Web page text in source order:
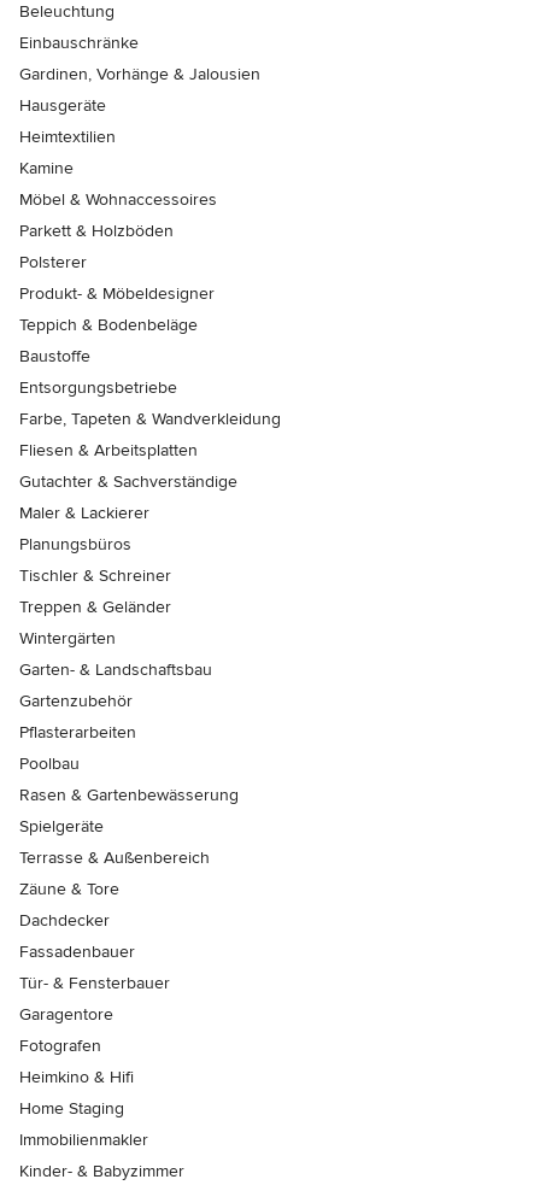
Beleuchtung
Einbauschränke
Gardinen, Vorhänge & Jalousien
Hausgeräte
Heimtextilien
Kamine
Möbel & Wohnaccessoires
Parkett & Holzböden
Polsterer
Produkt- & Möbeldesigner
Teppich & Bodenbeläge
Baustoffe
Entsorgungsbetriebe
Farbe, Tapeten & Wandverkleidung
Fliesen & Arbeitsplatten
Gutachter & Sachverständige
Maler & Lackierer
Planungsbüros
Tischler & Schreiner
Treppen & Geländer
Wintergärten
Garten- & Landschaftsbau
Gartenzubehör
Pflasterarbeiten
Poolbau
Rasen & Gartenbewässerung
Spielgeräte
Terrasse & Außenbereich
Zäune & Tore
Dachdecker
Fassadenbauer
Tür- & Fensterbauer
Garagentore
Fotografen
Heimkino & Hifi
Home Staging
Immobilienmakler
Kinder- & Babyzimmer